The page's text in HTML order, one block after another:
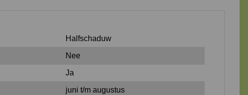
Halfschaduw
Nee
Ja
juni t/m augustus